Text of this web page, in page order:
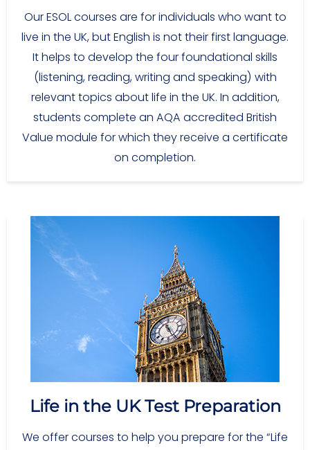
Our ESOL courses are for individuals who want to
live in the UK, but English is not their first language.
It helps to develop the four foundational skills
(listening, reading, writing and speaking) with
relevant topics about life in the UK. In addition,
students complete an AQA accredited British
Value module for which they receive a certificate
on completion.
Life in the UK Test Preparation
We offer courses to help you prepare for the “Life